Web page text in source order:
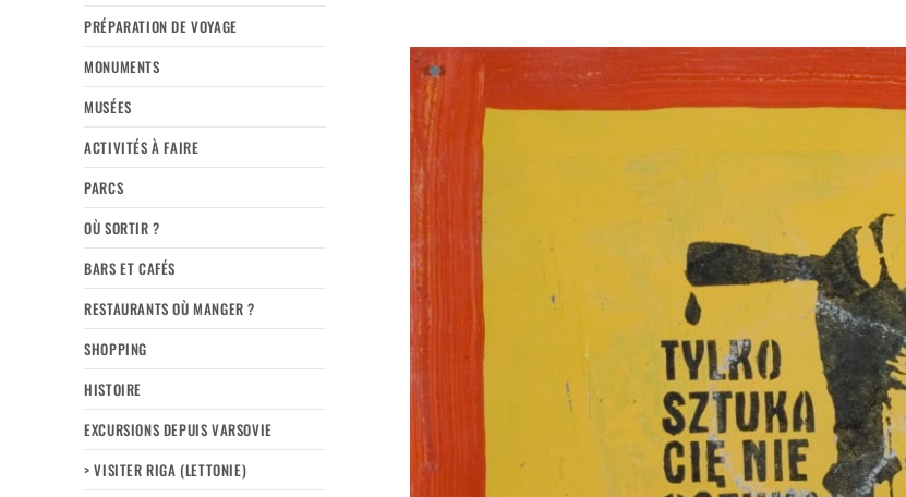
PRÉPARATION DE VOYAGE
MONUMENTS
MUSÉES
ACTIVITÉS À FAIRE
PARCS
OÙ SORTIR ?
BARS ET CAFÉS
RESTAURANTS OÙ MANGER ?
SHOPPING
HISTOIRE
EXCURSIONS DEPUIS VARSOVIE
> VISITER RIGA (LETTONIE)